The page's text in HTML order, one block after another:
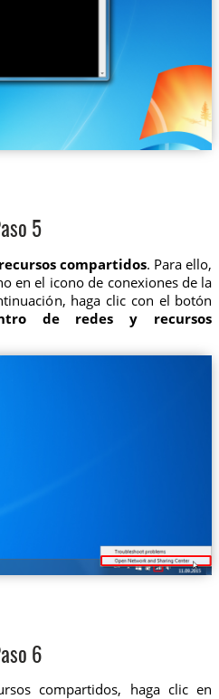
5
compartidos. Para ello,
en el icono de conexiones de la
haga clic con el botón
de redes y recursos
6
compartidos, haga clic en